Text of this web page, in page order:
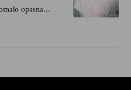
opasna...